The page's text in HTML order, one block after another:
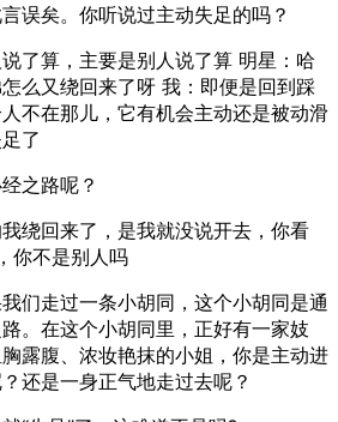
误矣。你听说过主动失足的吗？
了算，主要是别人说了算 明星：哈
么又绕回来了呀 我：即便是回到踩
不在那儿，它有机会主动还是被动滑
了
之路呢？
绕回来了，是我就没说开去，你看
你不是别人吗
们走过一条小胡同，这个小胡同是通
。在这个小胡同里，正好有一家妓
露腹、浓妆艳抹的小姐，你是主动进
还是一身正气地走过去呢？